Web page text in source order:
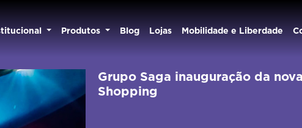
Produtos Blog Lojas Mobilidade e Liberdade
Grupo Saga inauguração da
Shopping